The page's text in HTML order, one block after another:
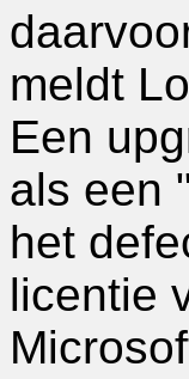
meldt
Een
als een
het
licentie